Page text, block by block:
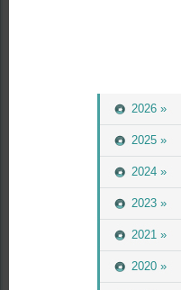
2026 »
2025 »
2024 »
2023 »
2021 »
2020 »